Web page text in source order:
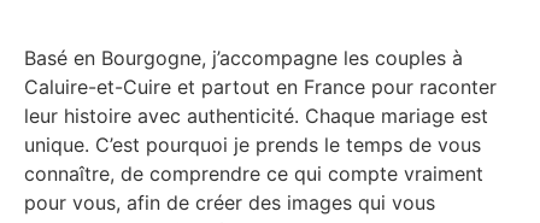
Basé en Bourgogne, j’accompagne les couples à
Caluire-et-Cuire et partout en France pour raconter
leur histoire avec authenticité. Chaque mariage est
unique. C’est pourquoi je prends le temps de vous
connaître, de comprendre ce qui compte vraiment
pour vous, afin de créer des images qui vous